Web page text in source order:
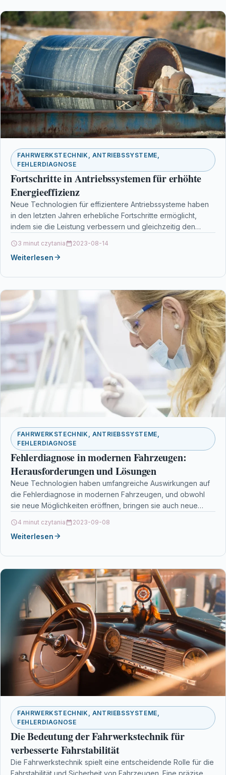
FAHRWERKSTECHNIK, ANTRIEBSSYSTEME,
FEHLERDIAGNOSE
Fortschritte in Antriebssystemen für erhöhte
Energieeffizienz
Neue Technologien für effizientere Antriebssysteme haben
in den letzten Jahren erhebliche Fortschritte ermöglicht,
indem sie die Leistung verbessern und gleichzeitig den
3 minut czytania 2023-08-14
Weiterlesen
FAHRWERKSTECHNIK, ANTRIEBSSYSTEME,
FEHLERDIAGNOSE
Fehlerdiagnose in modernen Fahrzeugen:
Herausforderungen und Lösungen
Neue Technologien haben umfangreiche Auswirkungen auf
die Fehlerdiagnose in modernen Fahrzeugen, und obwohl
sie neue Möglichkeiten eröffnen, bringen sie auch neue
4 minut czytania 2023-09-08
Weiterlesen
FAHRWERKSTECHNIK, ANTRIEBSSYSTEME,
FEHLERDIAGNOSE
Die Bedeutung der Fahrwerkstechnik für
verbesserte Fahrstabilität
Die Fahrwerkstechnik spielt eine entscheidende Rolle für die
Fahrstabilität und Sicherheit von Fahrzeugen. Eine präzise